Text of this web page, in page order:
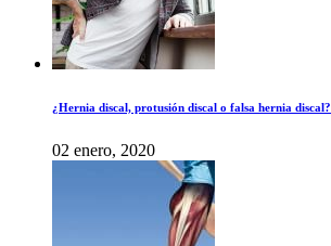
¿Hernia discal, protusión discal o falsa hernia discal?
02 enero, 2020